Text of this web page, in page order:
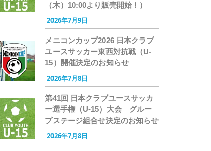
（木）10:00より販売開始！）
2026年7月9日
メニコンカップ2026 日本クラブ
ユースサッカー東西対抗戦（U-
15）開催決定のお知らせ
2026年7月8日
第41回 日本クラブユースサッカ
ー選手権（U-15）大会 グルー
プステージ組合せ決定のお知らせ
2026年7月8日